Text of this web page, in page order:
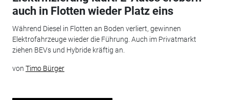
auch in Flotten wieder Platz eins
Während Diesel in Flotten an Boden verliert, gewinnen
Elektrofahrzeuge wieder die Führung. Auch im Privatmarkt
ziehen BEVs und Hybride kräftig an.
von Timo Bürger